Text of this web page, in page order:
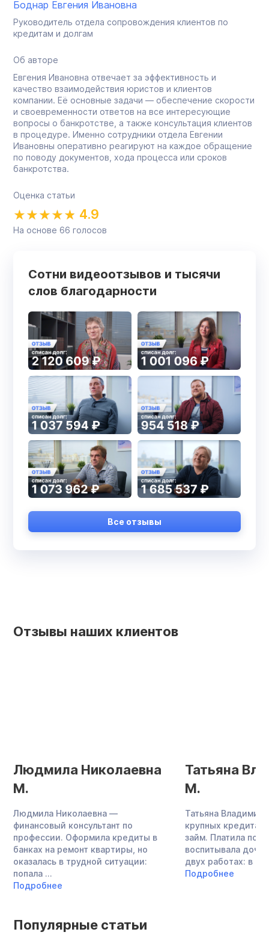
Боднар Евгения Ивановна
Руководитель отдела сопровождения клиентов по
кредитам и долгам
Об авторе
Евгения Ивановна отвечает за эффективность и
качество взаимодействия юристов и клиентов
компании. Её основные задачи — обеспечение скорости
и своевременности ответов на все интересующие
вопросы о банкротстве, а также консультация клиентов
в процедуре. Именно сотрудники отдела Евгении
Ивановны оперативно реагируют на каждое обращение
по поводу документов, хода процесса или сроков
банкротства.
Оценка статьи
4.9
На основе 66 голосов
Сотни видеоотзывов и тысячи
слов благодарности
Все отзывы
Отзывы наших клиентов
Людмила Николаевна
М.
Людмила Николаевна —
финансовый консультант по
профессии. Оформила кредиты в
банках на ремонт квартиры, но
оказалась в трудной ситуации:
попала ...
Подробнее
Татьяна
М.
Татьяна
крупных кредита
займ. Платила по
воспитывала дочь,
двух работах: в ...
Подробнее
Популярные статьи